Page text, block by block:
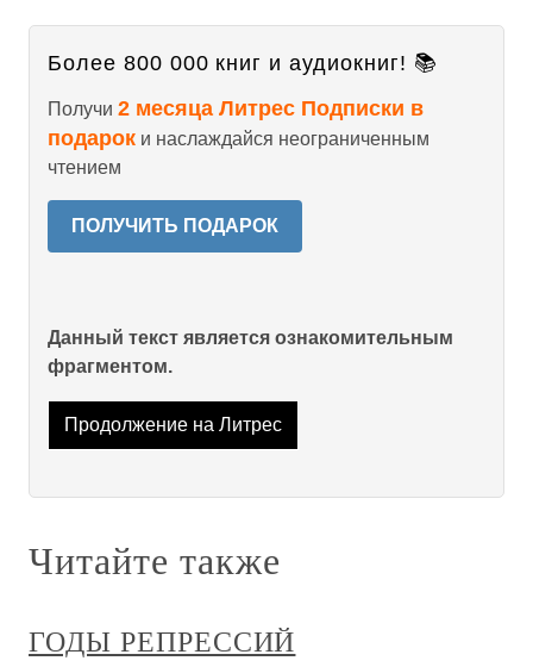
Более 800 000 книг и аудиокниг! 📚
Получи 2 месяца Литрес Подписки в
подарок и наслаждайся неограниченным
чтением
ПОЛУЧИТЬ ПОДАРОК
Данный текст является ознакомительным
фрагментом.
Продолжение на Литрес
Читайте также
ГОДЫ РЕПРЕССИЙ